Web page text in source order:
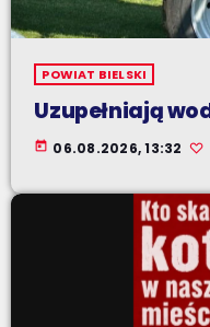
POWIAT BIELSKI
Uzupełniają
today 06.08.2026, 13:32